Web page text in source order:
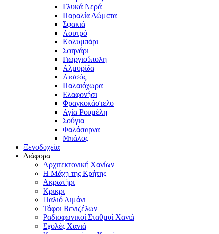
Γλυκά Νερά
Παραλία Δώματα
Σφακιά
Λουτρό
Κολυμπάρι
Σφηνάρι
Γιωργιούπολη
Αλμυρίδα
Λισσός
Παλαιόχωρα
Ελαφονήσι
Φραγκοκάστελο
Αγία Ρουμέλη
Σούγια
Φαλάσαρνα
Μπάλος
Ξενοδοχεία
Διάφορα
Αρχιτεκτονική Χανίων
Η Μάχη της Κρήτης
Ακρωτήρι
Κρικρι
Παλιό Λιμάνι
Τάφοι Βενιζέλων
Ραδιοφωνικοί Σταθμοί Χανιά
Σχολές Χανιά